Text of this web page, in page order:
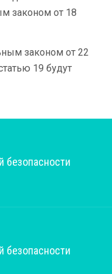
законом от 18
законом от 22
19 будут
безопасности
безопасности